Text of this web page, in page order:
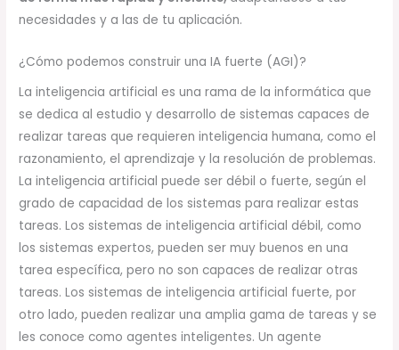
necesidades y a las de tu aplicación.
¿Cómo podemos construir una IA fuerte (AGI)?
La inteligencia artificial es una rama de la informática que
se dedica al estudio y desarrollo de sistemas capaces de
realizar tareas que requieren inteligencia humana, como el
razonamiento, el aprendizaje y la resolución de problemas.
La inteligencia artificial puede ser débil o fuerte, según el
grado de capacidad de los sistemas para realizar estas
tareas. Los sistemas de inteligencia artificial débil, como
los sistemas expertos, pueden ser muy buenos en una
tarea específica, pero no son capaces de realizar otras
tareas. Los sistemas de inteligencia artificial fuerte, por
otro lado, pueden realizar una amplia gama de tareas y se
les conoce como agentes inteligentes. Un agente